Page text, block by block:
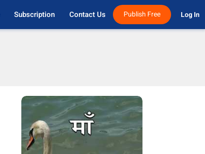
Subscription Contact Us Publish Free Log In